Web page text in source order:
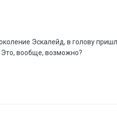
Эскалейд, в голову
вообще, возможно?